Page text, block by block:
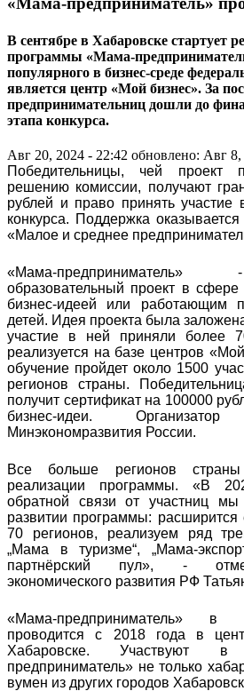
В сентябре в Хабаровске стартует
программы «Мама-
популярного в бизнес-среде
является центр «Мой бизнес». За
предпринимательниц дошли до
этапа конкурса.
Авг 20, 2024 - 22:42 обновлено: Авг
Победительницы, чей проект
решению комиссии, получают
рублей и право принять
конкурса. Поддержка
«Малое и среднее
«Мама-
образовательный проект в
бизнес-идеей или работающим
детей. Идея проекта была
участие в ней приняли более
реализуется на базе центров
обучение пройдет около 1500
регионов страны.
получит сертификат на 100000
бизнес-идеи.
Минэкономразвития России.
Все больше регионов
реализации программы. «В
обратной связи от участниц
развитии программы:
70 регионов, реализуем ряд
„Мама в туризме“, „Мама-
партнёрский пул», -
экономического развития РФ
«Мама-предприниматель» в
проводится с 2018 года в
Хабаровске. Участвуют
предприниматель» не только
вумен из других городов